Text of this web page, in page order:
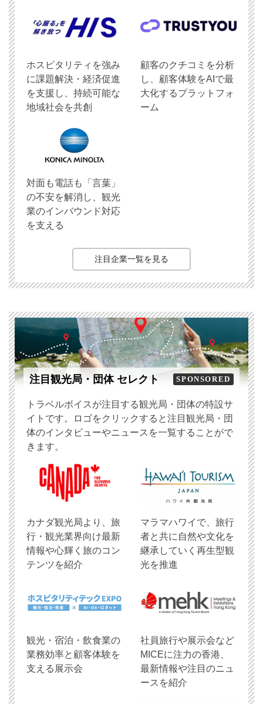
ホスピタリティを強み
に課題解決・経済促進
を支援し、持続可能な
地域社会を共創
顧客のクチコミを分析
し、顧客体験をAIで最
大化するプラットフォ
ーム
対面も電話も「言葉」
の不安を解消し、観光
業のインバウンド対応
を支える
注目企業一覧を見る
注目観光局・団体 セレクト SPONSORED
トラベルボイスが注目する観光局・団体の特設サ
イトです。ロゴをクリックすると注目観光局・団
体のインタビューやニュースを一覧することがで
きます。
​カナダ観光局より、旅
行・観光業界向け最新
情報や心輝く旅のコン
テンツを紹介
マラマハワイで、旅行
者と共に自然や文化を
継承していく再生型観
光を推進
観光・宿泊・飲食業の
業務効率と顧客体験を
支える展示会
社員旅行や展示会など
MICEに注力の香港、
最新情報や注目のニュ
ースを紹介